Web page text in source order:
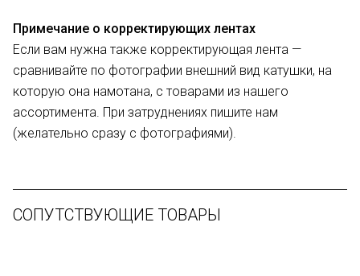
Примечание о корректирующих лентах
Если вам нужна также корректирующая лента —
сравнивайте по фотографии внешний вид катушки, на
которую она намотана, с товарами из нашего
ассортимента. При затруднениях пишите нам
(желательно сразу с фотографиями).
СОПУТСТВУЮЩИЕ ТОВАРЫ